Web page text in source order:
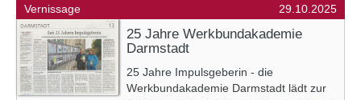
Vernissage 29.10.2025
25 Jahre Werkbundakademie
Darmstadt
25 Jahre Impulsgeberin - die
Werkbundakademie Darmstadt lädt zur